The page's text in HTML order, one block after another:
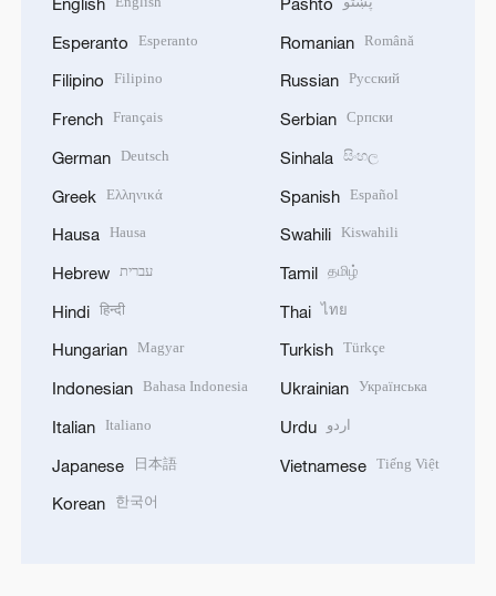
Esperanto Esperanto
Filipino Filipino
French Français
German Deutsch
Greek Ελληνικά
Hausa Hausa
Hebrew עברית
Hindi हिन्दी
Hungarian Magyar
Indonesian Bahasa Indonesia
Italian Italiano
Japanese 日本語
Korean 한국어
Romanian Română
Russian Русский
Serbian Српски
Sinhala සිංහල
Spanish Español
Swahili Kiswahili
Tamil தமிழ்
Thai ไทย
Turkish Türkçe
Ukrainian Українська
Urdu اردو
Vietnamese Tiếng Việt